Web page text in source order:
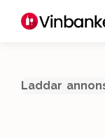
Laddar